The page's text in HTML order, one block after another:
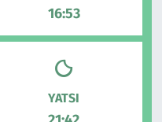
16:53
YATSI